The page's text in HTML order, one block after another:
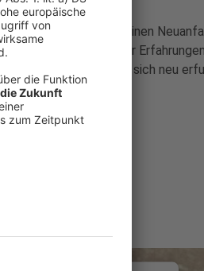
erscheint, steht für einen
vom Potenzial neuer
Frida Gold haben sich neu